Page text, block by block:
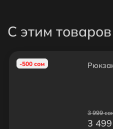
С этим
-500 сом
3 999
3